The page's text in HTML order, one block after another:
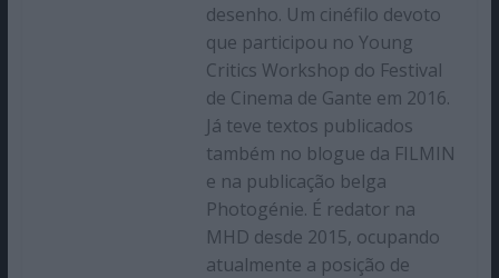
desenho. Um cinéfilo devoto
que participou no Young
Critics Workshop do Festival
de Cinema de Gante em 2016.
Já teve textos publicados
também no blogue da FILMIN
e na publicação belga
Photogénie. É redator na
MHD desde 2015, ocupando
atualmente a posição de